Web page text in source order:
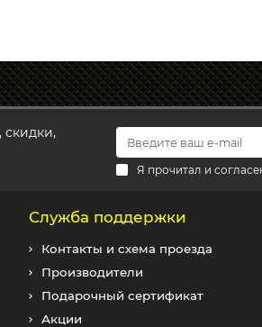
скидки,
Я прочитал и
Служба поддержки
Контакты и схема проезда
Производители
Подарочный сертификат
Акции